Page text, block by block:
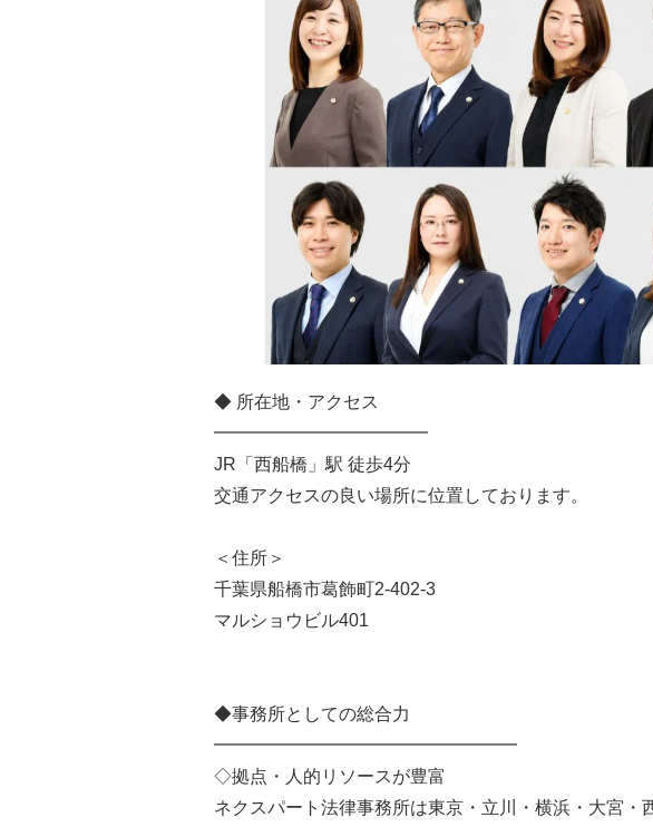
◆ 所在地・アクセス
━━━━━━━━━━━━
JR「西船橋」駅 徒歩4分
交通アクセスの良い場所に位置しております。
＜住所＞
千葉県船橋市葛飾町2-402-3
マルショウビル401
◆事務所としての総合力
━━━━━━━━━━━━━━━━━
◇拠点・人的リソースが豊富
ネクスパート法律事務所は東京・立川・横浜・大宮・